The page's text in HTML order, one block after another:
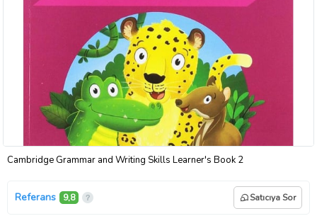
Cambridge Grammar and Writing Skills Learner's Book 2
Referans 9,8 Satıcıya Sor